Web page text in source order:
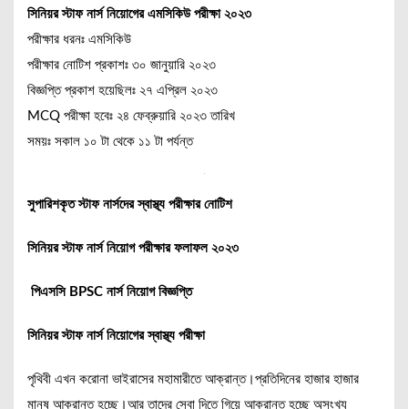
সিনিয়র স্টাফ নার্স নিয়োগের এমসিকিউ পরীক্ষা ২০২৩
পরীক্ষার ধরনঃ এমসিকিউ
পরীক্ষার নোটিশ প্রকাশঃ ৩০ জানুয়ারি ২০২৩
বিজ্ঞপ্তি প্রকাশ হয়েছিলঃ ২৭ এপ্রিল ২০২৩
MCQ পরীক্ষা হবেঃ ২৪ ফেব্রুয়ারি ২০২৩ তারিখ
সময়ঃ সকাল ১০ টা থেকে ১১ টা পর্যন্ত
সুপারিশকৃত স্টাফ নার্সদের স্বাস্থ্য পরীক্ষার নোটিশ
সিনিয়র স্টাফ নার্স নিয়োগ পরীক্ষার ফলাফল ২০২৩
পিএসসি BPSC নার্স নিয়োগ বিজ্ঞপ্তি
সিনিয়র স্টাফ নার্স নিয়োগের স্বাস্থ্য পরীক্ষা
পৃথিবী এখন করোনা ভাইরাসের মহামারীতে আক্রান্ত।প্রতিদিনের হাজার হাজার
মানুষ আক্রান্ত হচ্ছে।আর তাদের সেবা দিতে গিয়ে আক্রান্ত হচ্ছে অসংখ্য